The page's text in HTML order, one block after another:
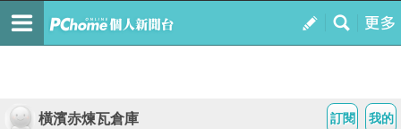
我的
訂閱
橫濱赤煉瓦倉庫